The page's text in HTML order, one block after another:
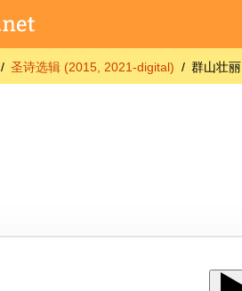
圣诗选辑 (2015, 2021-digital) 群山壮丽